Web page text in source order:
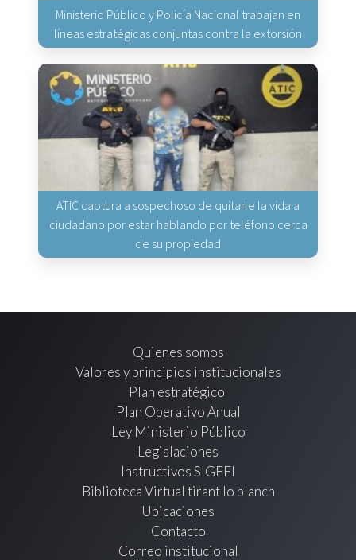
Ministerio Público y Policía Nacional trabajan en
líneas estratégicas conjuntas contra la extorsión
ATIC captura a sospechoso de quitarle la vida a
ciudadano por estar hablando por teléfono cerca
de su propiedad
Quienes somos
Valores y principios institucionales
Plan estratégico
Plan Operativo Anual
Ley Ministerio Público
Legislaciones
Instructivos SIGEFI
Biblioteca Virtual tirant lo blanch
Ubicaciones
Contacto
Correo institucional